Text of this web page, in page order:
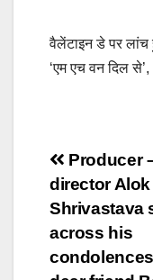
वैलेंटाइन डे पर लांच
‘एम एच वन दिल
Post
Producer
director Alok
Shrivastava
across his